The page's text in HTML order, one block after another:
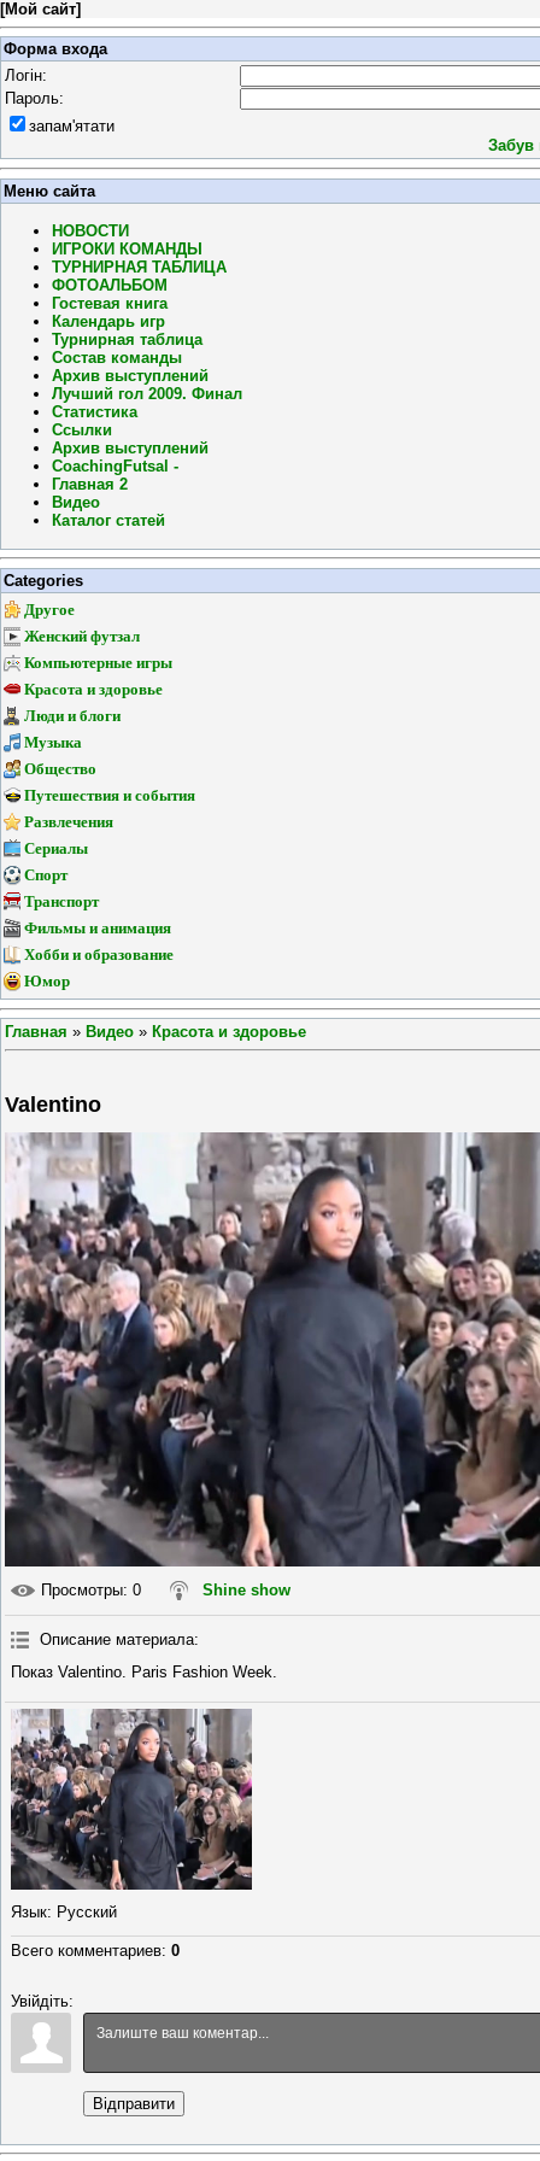
[Мой сайт]
Форма входа
Логін:
Пароль:
запам'ятати
Забув
Меню сайта
НОВОСТИ
ИГРОКИ КОМАНДЫ
ТУРНИРНАЯ ТАБЛИЦА
ФОТОАЛЬБОМ
Гостевая книга
Календарь игр
Турнирная таблица
Состав команды
Архив выступлений
Лучший гол 2009. Финал
Статистика
Ссылки
Архив выступлений
CoachingFutsal -
Главная 2
Видео
Каталог статей
Categories
Другое
Женский футзал
Компьютерные игры
Красота и здоровье
Люди и блоги
Музыка
Общество
Путешествия и события
Развлечения
Сериалы
Спорт
Транспорт
Фильмы и анимация
Хобби и образование
Юмор
Главная » Видео » Красота и здоровье
Valentino
Просмотры: 0 Shine show
Описание материала:
Показ Valentino. Paris Fashion Week.
Язык: Русский
Всего комментариев: 0
Увійдіть:
Відправити